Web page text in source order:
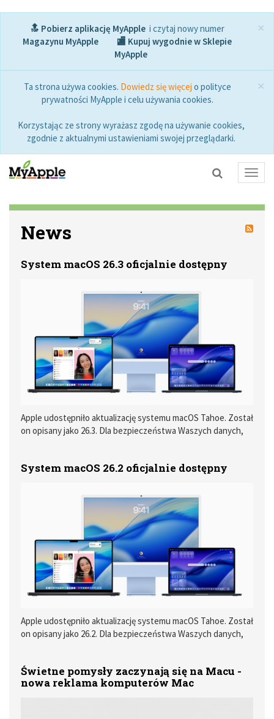
×
🔝 Pobierz aplikację MyApple i czytaj nowy numer
Magazynu MyApple
🏬 Kupuj wygodnie w Sklepie
MyApple
×
Ta strona używa cookies. Dowiedz się więcej o polityce
prywatności MyApple i celu używania cookies.
Korzystając ze strony wyrażasz zgodę na używanie cookies,
zgodnie z aktualnymi ustawieniami swojej przeglądarki.
News
System macOS 26.3 oficjalnie dostępny
Apple udostępniło aktualizację systemu macOS Tahoe. Został
on opisany jako 26.3. Dla bezpieczeństwa Waszych danych,
System macOS 26.2 oficjalnie dostępny
Apple udostępniło aktualizację systemu macOS Tahoe. Został
on opisany jako 26.2. Dla bezpieczeństwa Waszych danych,
Świetne pomysły zaczynają się na Macu -
nowa reklama komputerów Mac